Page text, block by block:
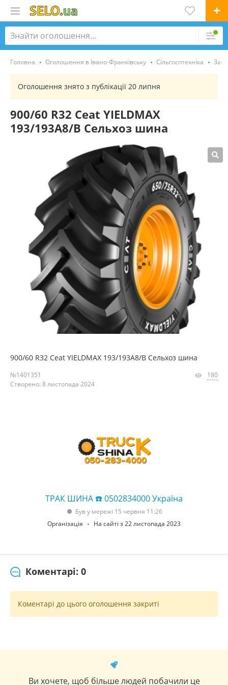
Головна Оголошення в Івано-Франківську Сільгосптехніка
Оголошення знято з публікації 20 липня
900/60 R32 Ceat YIELDMAX
193/193A8/B Сельхоз шина
900/60 R32 Ceat YIELDMAX 193/193A8/B Сельхоз шина
№1401351
Створено: 8 листопада 2024
180
ТРАК ШИНА ☎️ 0502834000 Україна
Був у мережі 15 червня 11:26
Організація
На сайті з 22 листопада 2023
Коментарі: 0
Коментарі до цього оголошення закриті
Ви хочете, щоб більше людей побачили це